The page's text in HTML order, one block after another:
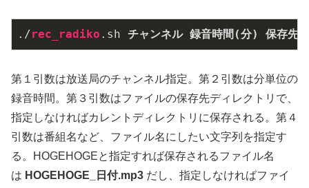
./rec_radiko .sh チャンネル 録音時間(分) 保存先
第１引数は放送局のチャンネル指定。第２引数は分単位の
録音時間。第３引数はファイルの保存先ディレクトリで、
指定しなければカレントディレクトリに保存される。第４
引数は番組名など、ファイル名にしたい文字列を指定す
る。HOGEHOGEと指定すれば保存されるファイル名
は HOGEHOGE_日付.mp3 だし、指定しなければファイ